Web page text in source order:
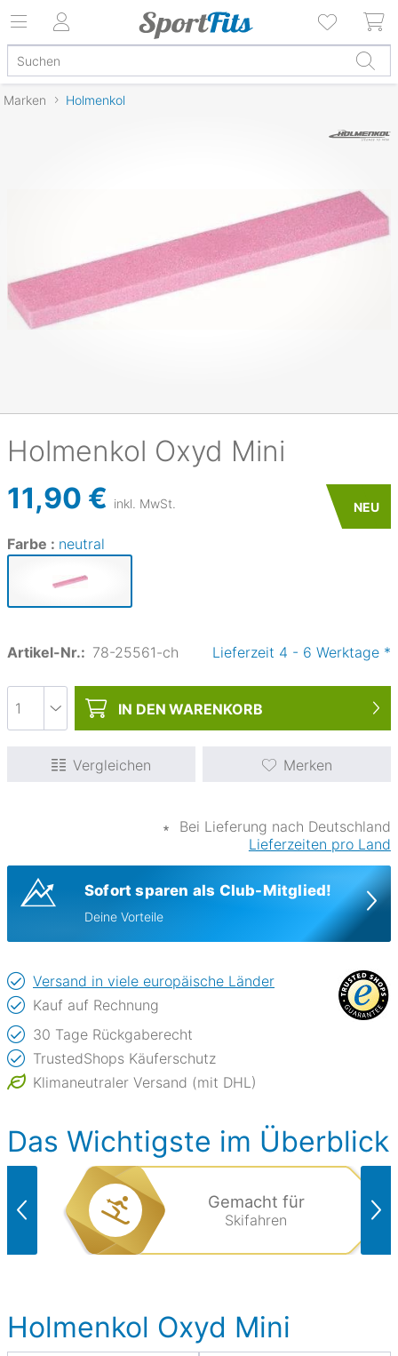
Marken Holmenkol
Holmenkol Oxyd Mini
11,90 € inkl. MwSt. NEU
Farbe : neutral
Artikel-Nr.: 78-25561-ch Lieferzeit 4 - 6 Werktage *
IN DEN WARENKORB
Vergleichen Merken
∗
Bei Lieferung nach Deutschland
Lieferzeiten pro Land
Sofort sparen als Club-Mitglied!
Deine Vorteile
Versand in viele europäische Länder
Kauf auf Rechnung
30 Tage Rückgaberecht
TrustedShops Käuferschutz
Klimaneutraler Versand (mit DHL)
Das Wichtigste im Überblick
Gemacht für
Skifahren
Holmenkol Oxyd Mini